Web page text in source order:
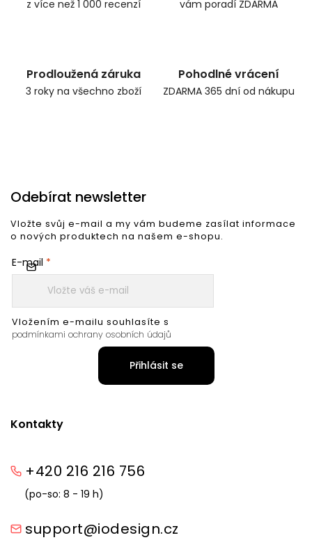
z více než 1 000 recenzí vám poradí ZDARMA
Prodloužená záruka
3 roky na všechno zboží
Pohodlné vrácení
ZDARMA 365 dní od nákupu
Kontakty
+420 216 216 756
(po-so: 8 - 19 h)
support@iodesign.cz
Odebírat newsletter
Vložte svůj e-mail a my vám budeme zasílat informace
o nových produktech na našem e-shopu.
E-mail
Vložením e-mailu souhlasíte s
podmínkami ochrany osobních údajů
Přihlásit se